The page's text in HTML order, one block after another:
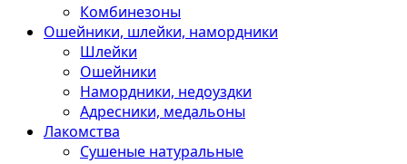
Комбинезоны
Ошейники, шлейки, намордники
Шлейки
Ошейники
Намордники, недоуздки
Адресники, медальоны
Лакомства
Сушеные натуральные